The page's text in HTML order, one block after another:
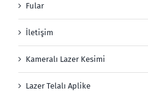
Fular
İletişim
Kameralı Lazer Kesimi
Lazer Telalı Aplike